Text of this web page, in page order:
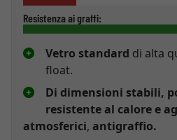
Resistenza ai graffi:
Vetro standard di alta
float.
Di dimensioni stabili,
resistente al calore e
atmosferici, antigraffio.